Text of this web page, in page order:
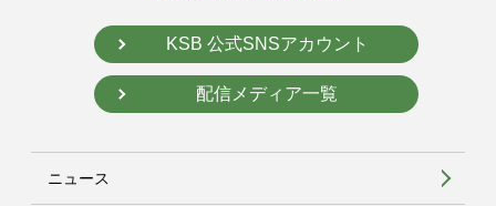
KSB 公式SNSアカウント
配信メディア一覧
ニュース